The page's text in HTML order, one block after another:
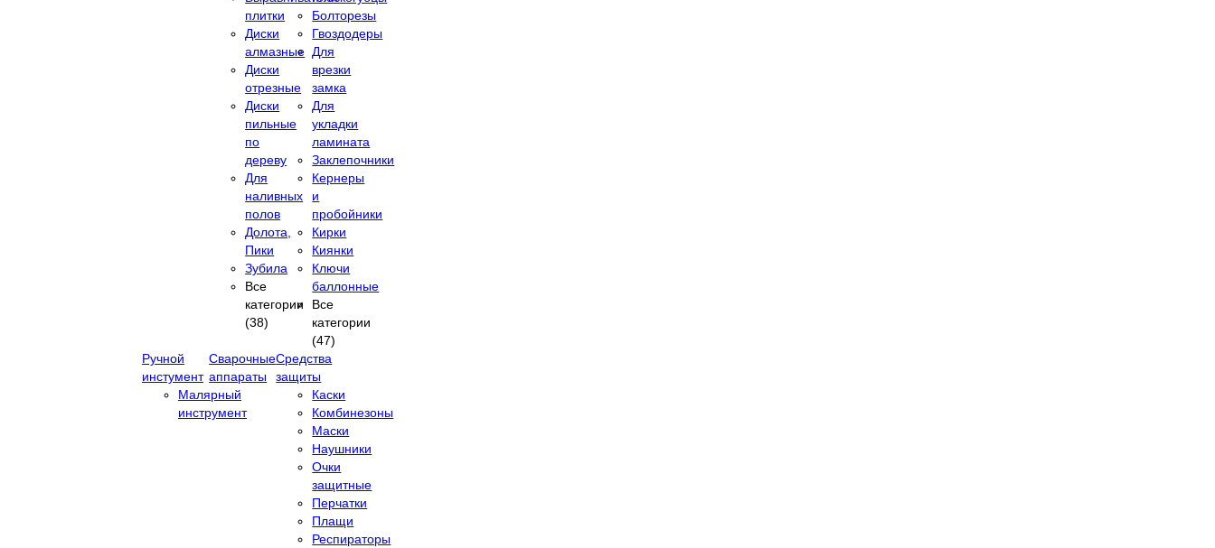
плитки
Диски
алмазные
Диски
отрезные
Диски
пильные
по
дереву
Для
наливных
полов
Долота,
Пики
Зубила
Все
категории
(38)
Болторезы
Гвоздодеры
Для
врезки
замка
Для
укладки
ламината
Заклепочники
Кернеры
и
пробойники
Кирки
Киянки
Ключи
баллонные
Все
категории
(47)
Ручной
инстумент
Малярный
инструмент
Сварочные
аппараты
Средства
защиты
Каски
Комбинезоны
Маски
Наушники
Очки
защитные
Перчатки
Плащи
Респираторы